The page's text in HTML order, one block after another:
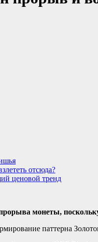
отсюда?
ценовой тренд
монеты,
паттерна